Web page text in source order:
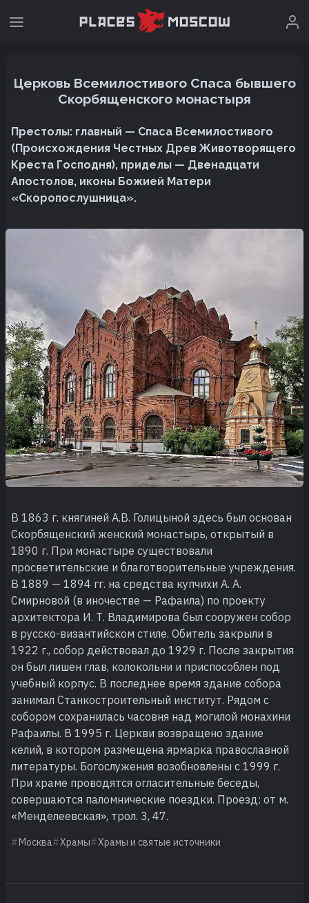
Церковь Всемилостивого Спаса бывшего
Скорбященского монастыря
Престолы: главный — Спаса Всемилостивого
(Происхождения Честных Древ Животворящего
Креста Господня), приделы — Двенадцати
Апостолов, иконы Божией Матери
«Скоропослушница».
В 1863 г. княгиней А.В. Голицыной здесь был основан
Скорбященский женский монастырь, открытый в
1890 г. При монастыре существовали
просветительские и благотворительные учреждения.
В 1889 — 1894 гг. на средства купчихи А. А.
Смирновой (в иночестве — Рафаила) по проекту
архитектора И. Т. Владимирова был сооружен собор
в русско-византийском стиле. Обитель закрыли в
1922 г., собор действовал до 1929 г. После закрытия
он был лишен глав, колокольни и приспособлен под
учебный корпус. В последнее время здание собора
занимал Станкостроительный институт. Рядом с
собором сохранилась часовня над могилой монахини
Рафаилы. В 1995 г. Церкви возвращено здание
келий, в котором размещена ярмарка православной
литературы. Богослужения возобновлены с 1999 г.
При храме проводятся огласительные беседы,
совершаются паломнические поездки. Проезд: от м.
«Менделеевская», трол. 3, 47.
Москва Храмы Храмы и святые источники